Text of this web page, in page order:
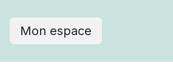
Mon espace